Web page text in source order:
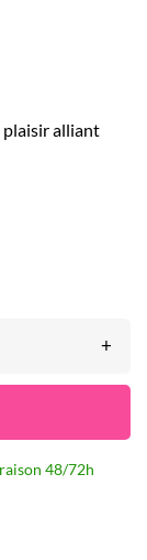
plaisir alliant
+
48/72h